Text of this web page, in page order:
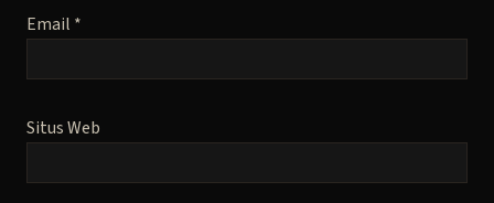
Email *
Situs Web